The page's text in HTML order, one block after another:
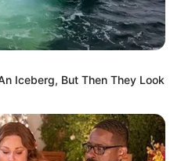
Iceberg, But Then They Look